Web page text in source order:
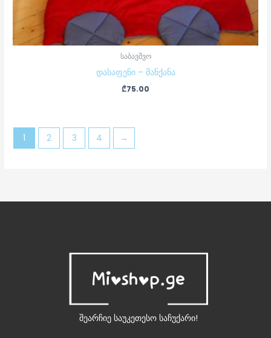
საბავშვო
დასაფენი – მანქანა
₾75.00
1 2 3 4 →
შეარჩიე საუკეთესო საჩუქარი!